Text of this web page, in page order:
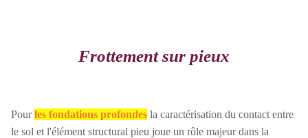
Frottement sur pieux
Pourles fondations profondes la caractérisation du contact entre
le sol et l'élément structural pieu joue un rôle majeur dans la